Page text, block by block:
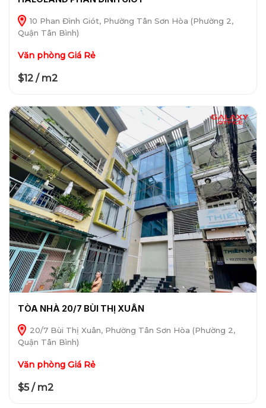
10 Phan Đình Giót, Phường Tân Sơn Hòa (Phường 2,
Quận Tân Bình)
Văn phòng Giá Rẻ
$12 / m2
TÒA NHÀ 20/7 BÙI THỊ XUÂN
20/7 Bùi Thị Xuân, Phường Tân Sơn Hòa (Phường 2,
Quận Tân Bình)
Văn phòng Giá Rẻ
$5 / m2